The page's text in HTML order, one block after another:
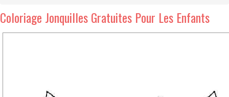
Coloriage Jonquilles Gratuites Pour Les Enfants